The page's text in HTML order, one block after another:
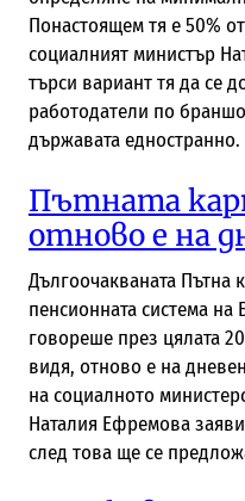
Понастоящем тя е 50%
социалният министър
търси вариант тя да се
работодатели по
държавата едностранно.
Пътната
отново е на
Дългоочакваната Пътна
пенсионната система на
говореше през цялата
видя, отново е на
на социалното
Наталия Ефремова
след това ще се